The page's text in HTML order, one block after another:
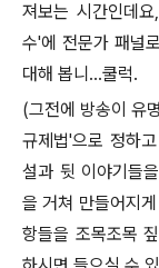
져보는 시간인데
수'에 전문가 패널
대해 봅니...쿨럭.
(그전에 방송이 유
규제법'으로 정하
설과 뒷 이야기들
을 거쳐 만들어지
항들을 조목조목